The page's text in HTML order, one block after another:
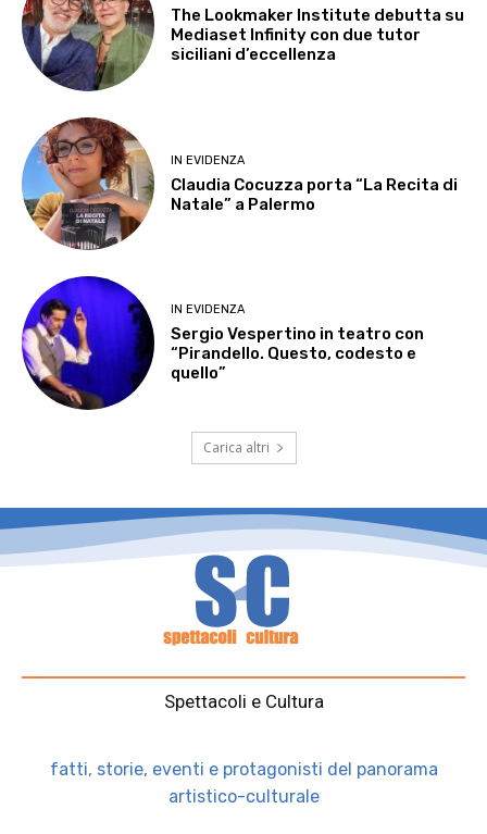
The Lookmaker Institute debutta su
Mediaset Infinity con due tutor
siciliani d’eccellenza
IN EVIDENZA
Claudia Cocuzza porta “La Recita di
Natale” a Palermo
IN EVIDENZA
Sergio Vespertino in teatro con
“Pirandello. Questo, codesto e
quello”
Carica altri
Spettacoli e Cultura
fatti, storie, eventi e protagonisti del panorama
artistico-culturale